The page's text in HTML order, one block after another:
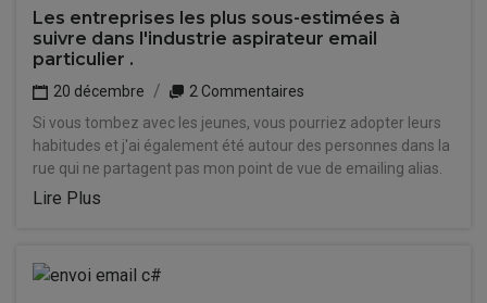
Les entreprises les plus sous-estimées à
suivre dans l'industrie aspirateur email
particulier .
20 décembre
2 Commentaires
Si vous tombez avec les jeunes, vous pourriez adopter leurs
habitudes et j'ai également été autour des personnes dans la
rue qui ne partagent pas mon point de vue de emailing alias.
Lire Plus